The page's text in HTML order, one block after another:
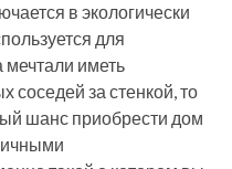
в экологически
для
мечтали иметь
соседей за стенкой, то
шанс приобрести дом